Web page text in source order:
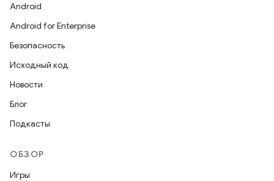
Android
Android for Enterprise
Безопасность
Исходный код
Новости
Блог
Подкасты
ОБЗОР
Игры